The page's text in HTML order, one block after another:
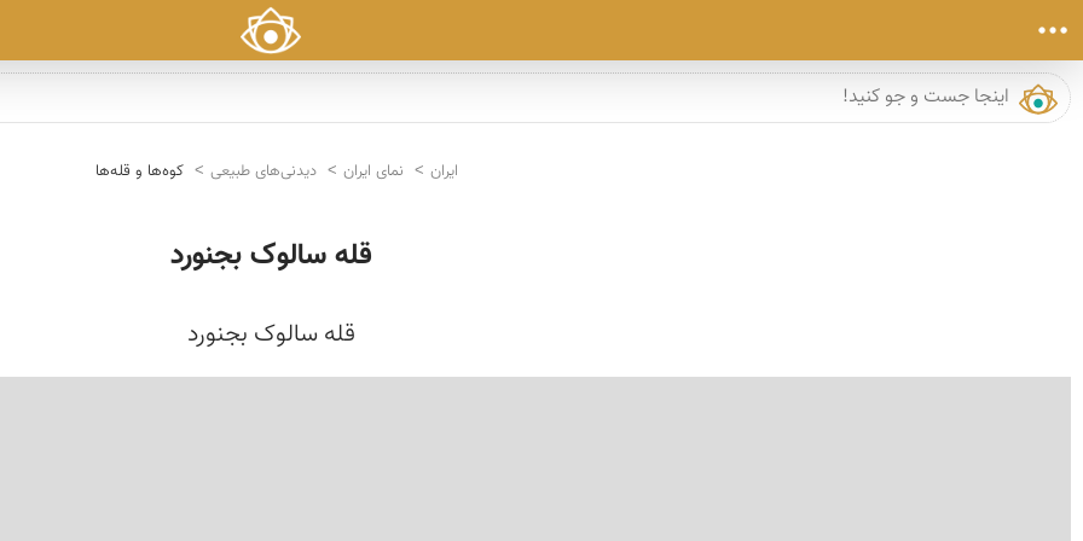
ایران نمای ایران دیدنی‌های طبیعی کوه‌ها و قله‌ها
قله سالوک بجنورد
قله سالوک بجنورد